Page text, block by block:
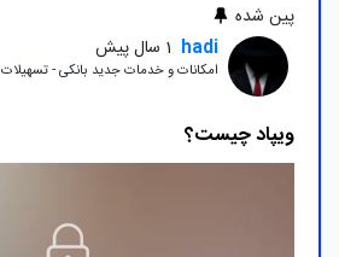
پین شده
hadi 1 سال پیش
امکانات و خدمات جدید بانکی - تسهیلات
ویپاد چیست؟